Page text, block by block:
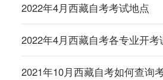
2022年4月西藏自考考试地点
2022年4月西藏自考各专业开
2021年10月西藏自考如何查询